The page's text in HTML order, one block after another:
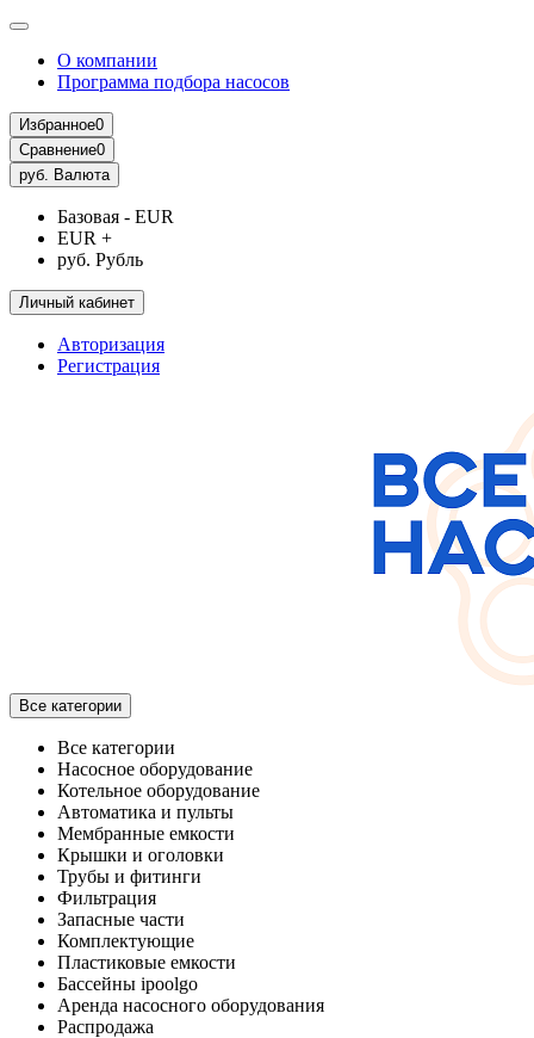
О компании
Программа подбора насосов
Избранное0
Сравнение0
руб. Валюта
Базовая - EUR
EUR +
руб. Рубль
Личный кабинет
Авторизация
Регистрация
Все категории
Все категории
Насосное оборудование
Котельное оборудование
Автоматика и пульты
Мембранные емкости
Крышки и оголовки
Трубы и фитинги
Фильтрация
Запасные части
Комплектующие
Пластиковые емкости
Бассейны ipoolgo
Аренда насосного оборудования
Распродажа